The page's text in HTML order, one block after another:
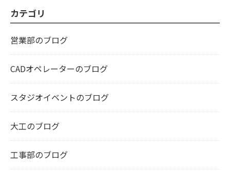
カテゴリ
営業部のブログ
CADオペレーターのブログ
スタジオイベントのブログ
大工のブログ
工事部のブログ